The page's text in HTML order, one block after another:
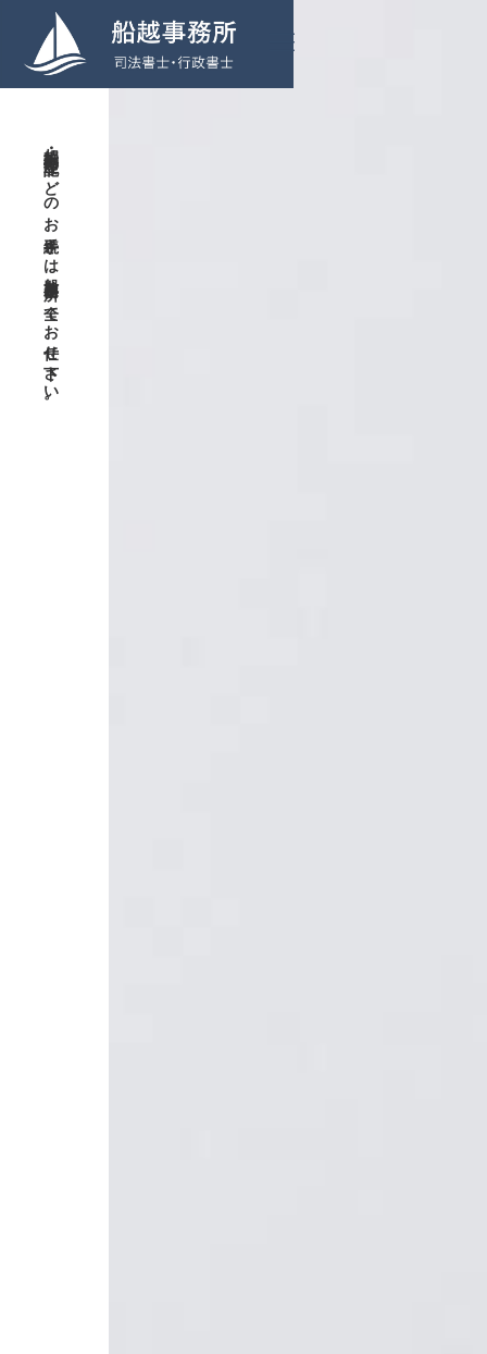
相続・不動産登記などのお手続きは船越事務所に全てお任せ下さい。